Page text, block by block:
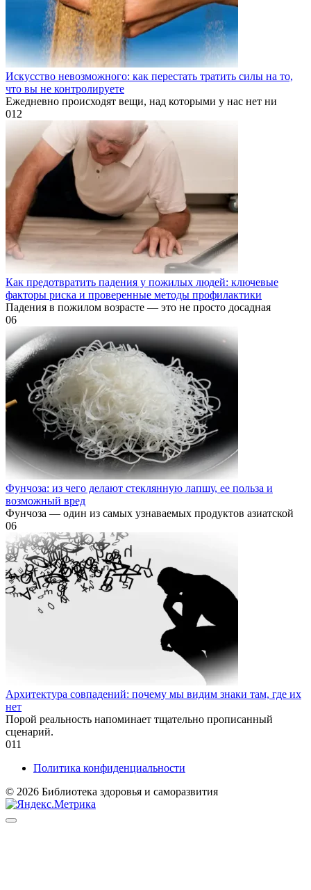
Искусство невозможного: как перестать тратить силы на то,
что вы не контролируете
Ежедневно происходят вещи, над которыми у нас нет ни
012
Как предотвратить падения у пожилых людей: ключевые
факторы риска и проверенные методы профилактики
Падения в пожилом возрасте — это не просто досадная
06
Фунчоза: из чего делают стеклянную лапшу, ее польза и
возможный вред
Фунчоза — один из самых узнаваемых продуктов азиатской
06
Архитектура совпадений: почему мы видим знаки там, где их
нет
Порой реальность напоминает тщательно прописанный
сценарий.
011
Политика конфиденциальности
© 2026 Библиотека здоровья и саморазвития